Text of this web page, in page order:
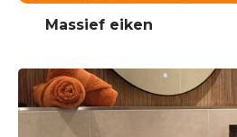
Massief eiken